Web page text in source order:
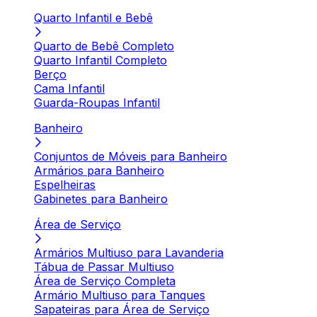
Quarto Infantil e Bebê
Quarto de Bebê Completo
Quarto Infantil Completo
Berço
Cama Infantil
Guarda-Roupas Infantil
Banheiro
Conjuntos de Móveis para Banheiro
Armários para Banheiro
Espelheiras
Gabinetes para Banheiro
Área de Serviço
Armários Multiuso para Lavanderia
Tábua de Passar Multiuso
Área de Serviço Completa
Armário Multiuso para Tanques
Sapateiras para Área de Serviço